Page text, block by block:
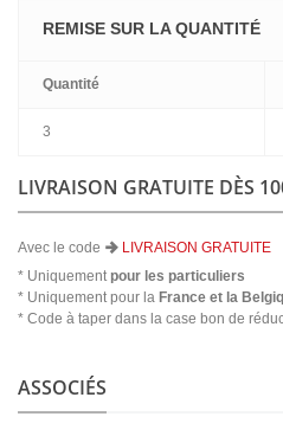
REMISE SUR LA QUANTITÉ
Quantité
3
LIVRAISON GRATUITE DÈS
Avec le code
LIVRAISON GRATUITE
* Uniquementpour les particuliers
* Uniquement pour la France et la
* Code à taper dans la case bon de
ASSOCIÉS